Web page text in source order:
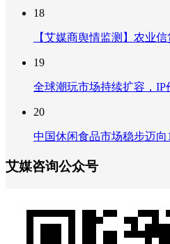
18
【艾媒商舆情监测】农业
19
全球潮玩市场持续扩容，
20
中国休闲食品市场稳步迈
艾媒咨询公众号